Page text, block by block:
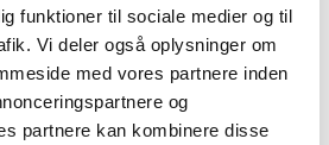
funktioner til sociale medier og til
Vi deler også oplysninger om
med vores partnere inden
og
partnere kan kombinere disse
45 cm
56 cm
57 cm